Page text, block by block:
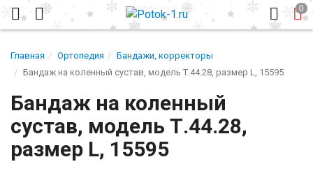
Главная Ортопедия
Бандажи, корректоры
Бандаж на коленный сустав, модель Т.44.28, размер L, 15595
Бандаж на коленный
сустав, модель Т.44.28,
размер L, 15595